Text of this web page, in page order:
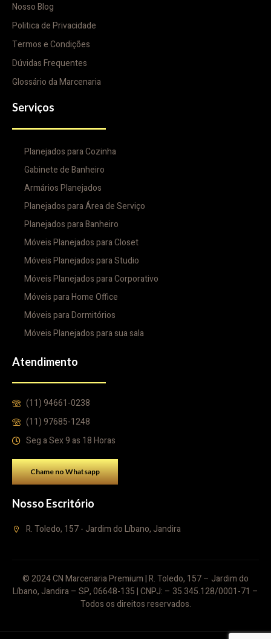
Nosso Blog
Politica de Privacidade
Termos e Condições
Dúvidas Frequentes
Glossário da Marcenaria
Serviços
Planejados para Cozinha
Gabinete de Banheiro
Armários Planejados
Planejados para Área de Serviço
Planejados para Banheiro
Móveis Planejados para Closet
Móveis Planejados para Studio
Móveis Planejados para Corporativo
Móveis para Home Office
Móveis para Dormitórios
Móveis Planejados para sua sala
Atendimento
(11) 94661-0238
(11) 97685-1248
Seg a Sex 9 as 18 Horas
Chame no Whatsapp
Nosso Escritório
R. Toledo, 157 - Jardim do Líbano, Jandira
© 2024 CN Marcenaria Premium | R. Toledo, 157 – Jardim do
Líbano, Jandira – SP, 06648-135 | CNPJ: – 35.345.128/0001-71 –
Todos os direitos reservados.